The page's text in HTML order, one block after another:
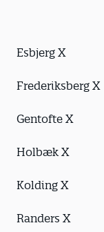
Esbjerg X
Frederiksberg X
Gentofte X
Holbæk X
Kolding X
Randers X